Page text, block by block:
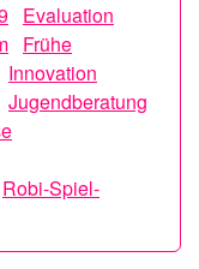
Evaluation
Frühe
Innovation
Jugendberatung
Robi-Spiel-